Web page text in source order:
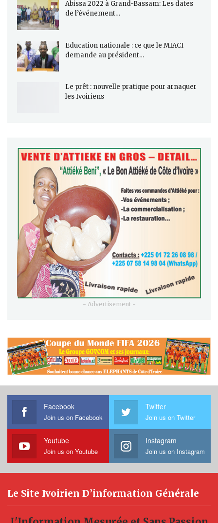
Abissa 2022 à Grand-Bassam: Les dates
de l’événement…
Education nationale : ce que le MIACI
demande au président…
Le prêt : nouvelle pratique pour arnaquer
les Ivoiriens
- Advertisement -
Facebook
Join us on Facebook
Twitter
Join us on Twitter
Youtube
Join us on Youtube
Instagram
Join us on Instagram
Le Site Ivoirien D’information Générale